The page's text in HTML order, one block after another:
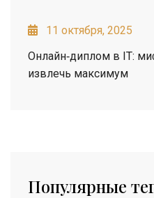
11 октября, 2025
Онлайн‑диплом в IT:
извлечь максимум
Популярные